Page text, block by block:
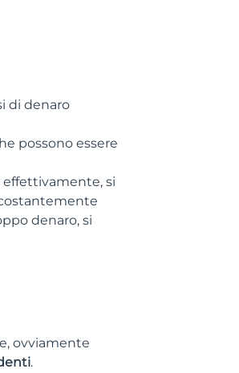
di denaro
possono essere
effettivamente, si
denaro, si
ovviamente
.